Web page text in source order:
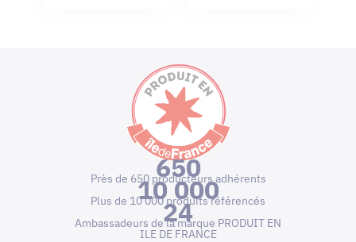
650
Près de 650 producteurs adhérents
10 000
Plus de 10 000 produits référencés
24
Ambassadeurs de la marque PRODUIT EN
ILE DE FRANCE